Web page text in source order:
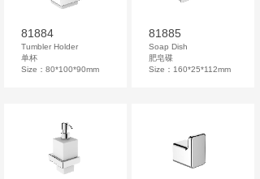
81884
Tumbler Holder
单杯
Size：80*100*90mm
81885
Soap Dish
肥皂碟
Size：160*25*112mm